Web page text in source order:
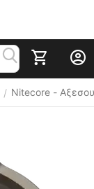
/ Nitecore -